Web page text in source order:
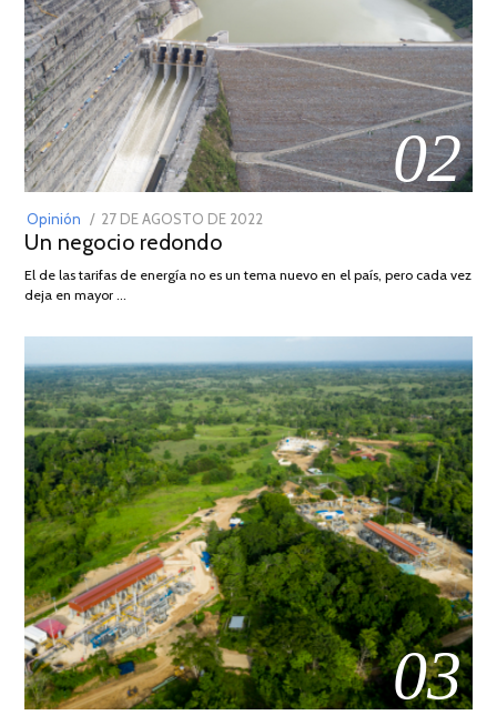
02
Opinión
POSTED
ON
27 DE AGOSTO DE 2022
DE
Un negocio redondo
El de las tarifas de energía no es un tema nuevo en el país, pero cada vez
deja en mayor …
03